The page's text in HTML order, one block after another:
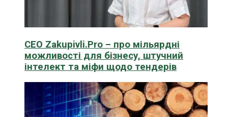
CEO Zakupivli.Pro – про мільярдні
можливості для бізнесу, штучний
інтелект та міфи щодо тендерів